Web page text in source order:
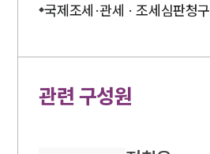
국제조세·관세 · 조세심판청구
관련 구성원